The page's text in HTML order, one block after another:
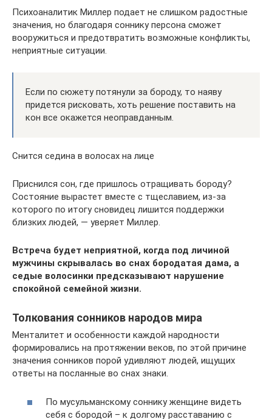
Психоаналитик Миллер подает не слишком радостные
значения, но благодаря соннику персона сможет
вооружиться и предотвратить возможные конфликты,
неприятные ситуации.
Если по сюжету потянули за бороду, то наяву
придется рисковать, хоть решение поставить на
кон все окажется неоправданным.
Снится седина в волосах на лице
Приснился сон, где пришлось отращивать бороду?
Состояние вырастет вместе с тщеславием, из-за
которого по итогу сновидец лишится поддержки
близких людей, — уверяет Миллер.
Встреча будет неприятной, когда под личиной
мужчины скрывалась во снах бородатая дама, а
седые волосинки предсказывают нарушение
спокойной семейной жизни.
Толкования сонников народов мира
Менталитет и особенности каждой народности
формировались на протяжении веков, по этой причине
значения сонников порой удивляют людей, ищущих
ответы на посланные во снах знаки.
По мусульманскому соннику женщине видеть
себя с бородой – к долгому расставанию с